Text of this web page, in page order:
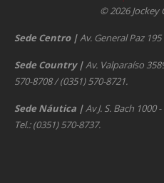
© 2026 Jockey
Sede Centro |Av. General Paz
Sede Country |Av. Valparaíso
570-8708 / (0351) 570-8721.
Sede Náutica |Av J. S. Bach 1000
Tel.: (0351) 570-8737.